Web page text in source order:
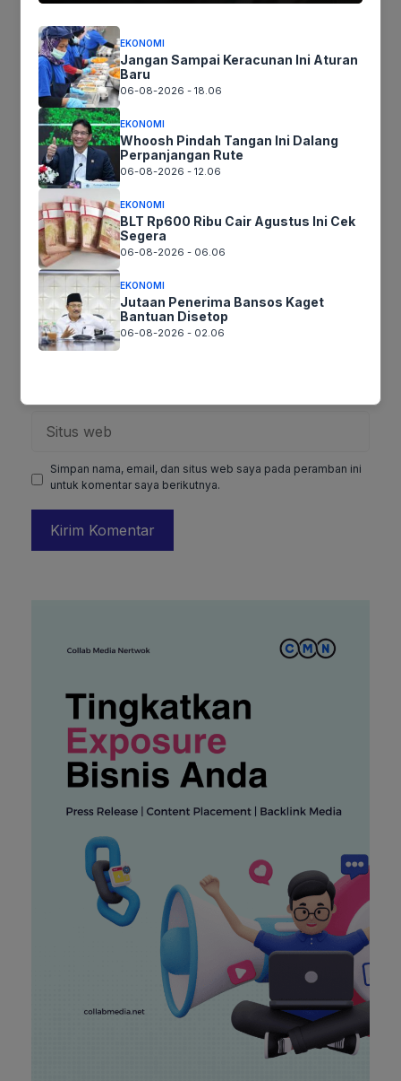
Tinggalkan komentar
Komentar
Nama
web
Simpan nama, email, dan situs web saya pada peramban ini
untuk komentar saya berikutnya.
EKONOMI
Jangan Sampai Keracunan Ini Aturan
Baru
06-08-2026 - 18.06
EKONOMI
Whoosh Pindah Tangan Ini Dalang
Perpanjangan Rute
06-08-2026 - 12.06
EKONOMI
BLT Rp600 Ribu Cair Agustus Ini Cek
Segera
06-08-2026 - 06.06
EKONOMI
Jutaan Penerima Bansos Kaget
Bantuan Disetop
06-08-2026 - 02.06